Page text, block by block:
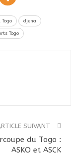
djena
Togo
SUIVANT
du Togo :
ASKO et ASCK